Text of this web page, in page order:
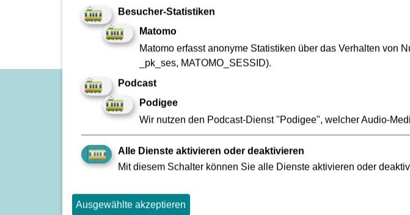
Impressum
Zu den Geschäftsberichten
Kontakt
Fundbüro
Compliance
Ebbelwei-Expreß
Besucher-Statistiken
Matomo
Matomo erfasst anonyme Statistiken über das Verhalten von
_pk_ses, MATOMO_SESSID).
Podcast
Podigee
Wir nutzen den Podcast-Dienst "Podigee", welcher Audio-
Alle Dienste aktivieren oder deaktivieren
Mit diesem Schalter können Sie alle Dienste aktivieren oder
Ausgewählte akzeptieren